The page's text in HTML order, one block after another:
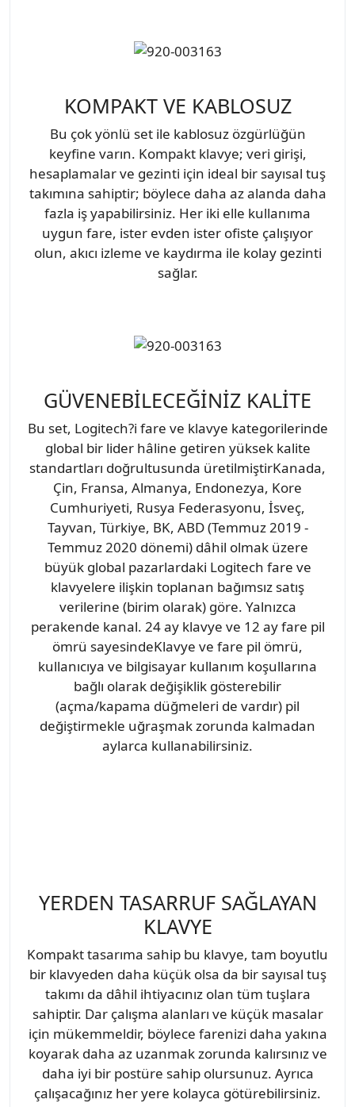
KOMPAKT VE KABLOSUZ
Bu çok yönlü set ile kablosuz özgürlüğün
keyfine varın. Kompakt klavye; veri girişi,
hesaplamalar ve gezinti için ideal bir sayısal tuş
takımına sahiptir; böylece daha az alanda daha
fazla iş yapabilirsiniz. Her iki elle kullanıma
uygun fare, ister evden ister ofiste çalışıyor
olun, akıcı izleme ve kaydırma ile kolay gezinti
sağlar.
GÜVENEBİLECEĞİNİZ KALİTE
Bu set, Logitech?i fare ve klavye kategorilerinde
global bir lider hâline getiren yüksek kalite
standartları doğrultusunda üretilmiştirKanada,
Çin, Fransa, Almanya, Endonezya, Kore
Cumhuriyeti, Rusya Federasyonu, İsveç,
Tayvan, Türkiye, BK, ABD (Temmuz 2019 -
Temmuz 2020 dönemi) dâhil olmak üzere
büyük global pazarlardaki Logitech fare ve
klavyelere ilişkin toplanan bağımsız satış
verilerine (birim olarak) göre. Yalnızca
perakende kanal. 24 ay klavye ve 12 ay fare pil
ömrü sayesindeKlavye ve fare pil ömrü,
kullanıcıya ve bilgisayar kullanım koşullarına
bağlı olarak değişiklik gösterebilir
(açma/kapama düğmeleri de vardır) pil
değiştirmekle uğraşmak zorunda kalmadan
aylarca kullanabilirsiniz.
YERDEN TASARRUF SAĞLAYAN
KLAVYE
Kompakt tasarıma sahip bu klavye, tam boyutlu
bir klavyeden daha küçük olsa da bir sayısal tuş
takımı da dâhil ihtiyacınız olan tüm tuşlara
sahiptir. Dar çalışma alanları ve küçük masalar
için mükemmeldir, böylece farenizi daha yakına
koyarak daha az uzanmak zorunda kalırsınız ve
daha iyi bir postüre sahip olursunuz. Ayrıca
çalışacağınız her yere kolayca götürebilirsiniz.